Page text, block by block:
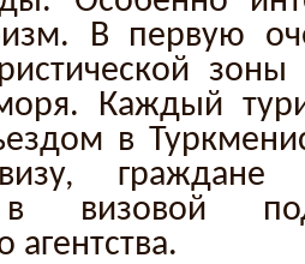
В первую
Каждый
в
граждане
визовой
агентства.